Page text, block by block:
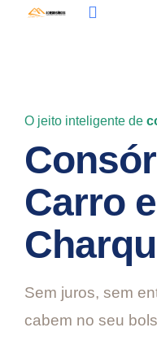
O jeito inteligente de
Carro
Sem juros, sem
cabem no seu